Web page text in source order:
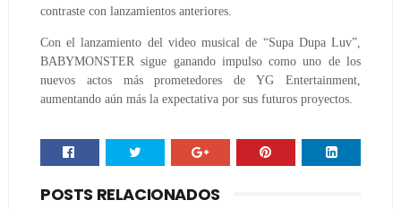
contraste con lanzamientos anteriores.
Con el lanzamiento del video musical de “Supa Dupa Luv”,
BABYMONSTER sigue ganando impulso como uno de los
nuevos actos más prometedores de YG Entertainment,
aumentando aún más la expectativa por sus futuros proyectos.
POSTS RELACIONADOS